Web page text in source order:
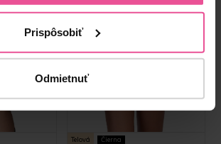
Prispôsobiť
Odmietnuť
Telová Čierna